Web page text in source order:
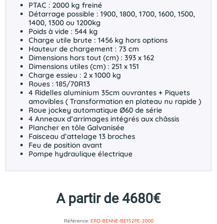
PTAC : 2000 kg freiné
Détarrage possible : 1900, 1800, 1700, 1600, 1500,
1400, 1300 ou 1200kg
Poids à vide : 544 kg
Charge utile brute : 1456 kg hors options
Hauteur de chargement : 73 cm
Dimensions hors tout (cm) : 393 x 162
Dimensions utiles (cm) : 251 x 151
Charge essieu : 2 x 1000 kg
Roues : 185/70R13
4 Ridelles aluminium 35cm ouvrantes + Piquets
amovibles ( Transformation en plateau nu rapide )
Roue jockey automatique Ø60 de série
4 Anneaux d’arrimages intégrés aux châssis
Plancher en tôle Galvanisée
Faisceau d’attelage 13 broches
Feu de position avant
Pompe hydraulique électrique
A partir de 4680€
Référence: ERD-BENNE-BE152PE-2000